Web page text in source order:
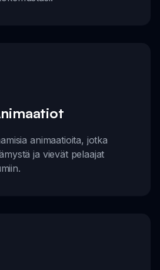
animaatioita, jotka
ja vievät pelaajat